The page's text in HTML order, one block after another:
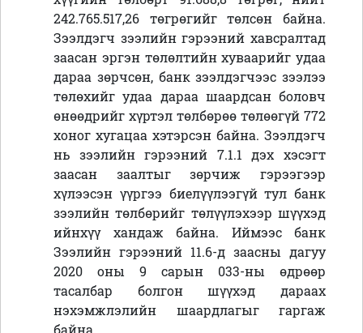
242.765.517,26 төгрөгийг төлсөн байна.
Зээлдэгч зээлийн гэрээний хавсралтад
заасан эргэн төлөлтийн хуваарийг удаа
дараа зөрчсөн, банк зээлдэгчээс зээлээ
төлөхийг удаа дараа шаардсан боловч
өнөөдрийг хүртэл төлбөрөө төлөөгүй 772
хоног хугацаа хэтэрсэн байна. Зээлдэгч
нь зээлийн гэрээний 7.1.1 дэх хэсэгт
заасан заалтыг зөрчиж гэрээгээр
хүлээсэн үүргээ биелүүлээгүй тул банк
зээлийн төлбөрийг төлүүлэхээр шүүхэд
ийнхүү хандаж байна. Иймээс банк
Зээлийн гэрээний 11.6-д заасны дагуу
2020 оны 9 сарын 033-ны өдрөөр
тасалбар болгон шүүхэд дараах
нэхэмжлэлийн шаардлагыг гаргаж
байна.